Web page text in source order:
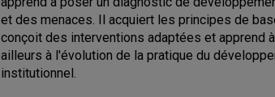
et des menaces. Il acquiert les principes de
conçoit des interventions adaptées et apprend
ailleurs à l'évolution de la pratique du
institutionnel.